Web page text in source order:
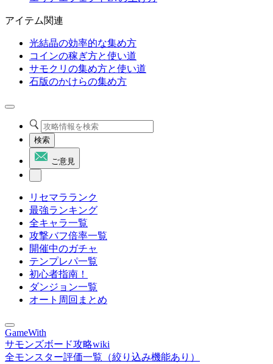
アイテム関連
光結晶の効率的な集め方
コインの稼ぎ方と使い道
サモクリの集め方と使い道
石版のかけらの集め方
検索
ご意見
リセマラランク
最強ランキング
全キャラ一覧
攻撃バフ倍率一覧
開催中のガチャ
テンプレパ一覧
初心者指南！
ダンジョン一覧
オート周回まとめ
GameWith
サモンズボード攻略wiki
全モンスター評価一覧（絞り込み機能あり）